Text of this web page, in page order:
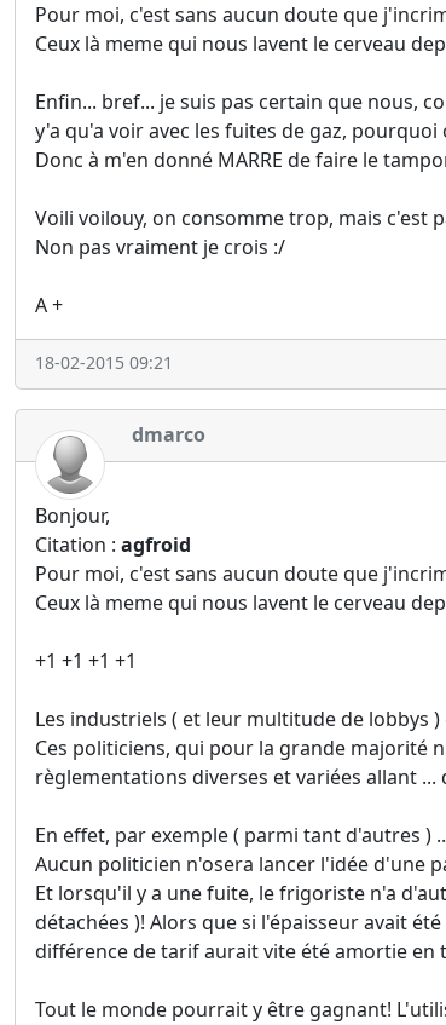
Pour moi, c'est sans aucun doute que
Ceux là meme qui nous lavent le cerveau
Enfin... bref... je suis pas certain que nous,
y'a qu'a voir avec les fuites de gaz,
Donc à m'en donné MARRE de faire le
Voili voilouy, on consomme trop, mais c'est
Non pas vraiment je crois :/
A +
18-02-2015 09:21
dmarco
Bonjour,
Citation : agfroid
Pour moi, c'est sans aucun doute que
Ceux là meme qui nous lavent le cerveau
+1 +1 +1 +1
Les industriels ( et leur multitude de lobbys
Ces politiciens, qui pour la grande majorité
règlementations diverses et variées allant ...
En effet, par exemple ( parmi tant d'autres )
Aucun politicien n'osera lancer l'idée d'une
Et lorsqu'il y a une fuite, le frigoriste n'a
détachées )! Alors que si l'épaisseur avait
différence de tarif aurait vite été amortie en
Tout le monde pourrait y être gagnant!